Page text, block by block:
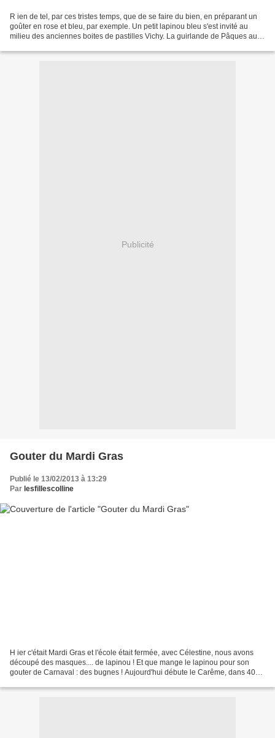
R ien de tel, par ces tristes temps, que de se faire du bien, en préparant un
goûter en rose et bleu, par exemple. Un petit lapinou bleu s'est invité au
milieu des anciennes boites de pastilles Vichy. La guirlande de Pâques aux
Publicité
Gouter du Mardi Gras
Publié le 13/02/2013 à 13:29
Par lesfillescolline
H ier c'était Mardi Gras et l'école était fermée, avec Célestine, nous avons
découpé des masques.... de lapinou ! Et que mange le lapinou pour son
gouter de Carnaval : des bugnes ! Aujourd'hui débute le Carême, dans 40